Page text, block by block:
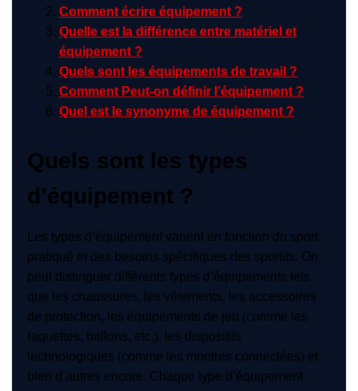
Comment écrire équipement ?
Quelle est la différence entre matériel et
équipement ?
Quels sont les équipements de travail ?
Comment Peut-on définir l’équipement ?
Quel est le synonyme de équipement ?
Quels sont les types
d’équipement ?
Les types d’équipement varient en fonction du sport
pratiqué et des besoins spécifiques des sportifs. On
peut distinguer différents types d’équipements tels
que les chaussures, les vêtements, les accessoires
de protection, les équipements de jeu (comme les
raquettes, ballons, etc.), les dispositifs
technologiques (comme les montres connectées) et
bien d’autres encore. Chaque type d’équipement